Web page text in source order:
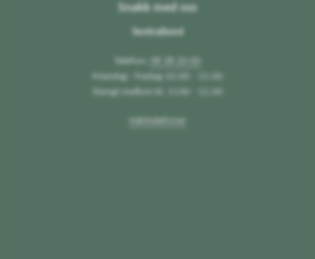
Snakk med oss
Sentralbord
Mandag - fredag 10.00 - 15.00
Stengt mellom kl. 1130 - 12.00